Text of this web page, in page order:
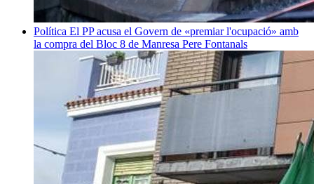
Política El PP acusa el Govern de «premiar l'ocupació» amb
la compra del Bloc 8 de Manresa Pere Fontanals